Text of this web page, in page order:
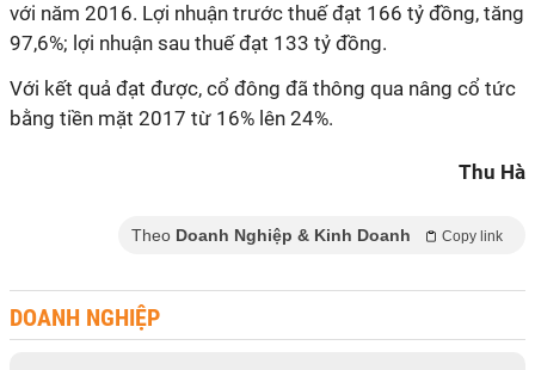
với năm 2016. Lợi nhuận trước thuế đạt 166 tỷ đồng, tăng
97,6%; lợi nhuận sau thuế đạt 133 tỷ đồng.
Với kết quả đạt được, cổ đông đã thông qua nâng cổ tức
bằng tiền mặt 2017 từ 16% lên 24%.
Thu Hà
Theo Doanh Nghiệp & Kinh Doanh Copy link
DOANH NGHIỆP